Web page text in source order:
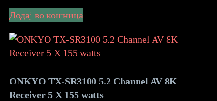
Додај во кошница
ONKYO TX-SR3100 5.2 Channel AV 8K
Receiver 5 X 155 watts